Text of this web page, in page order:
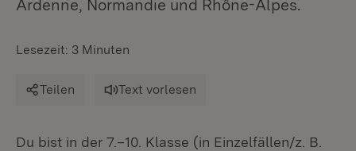
Ardenne, Normandie und Rhône-Alpes.
Lesezeit: 3 Minuten
Teilen Text vorlesen
Du bist in der 7.–10. Klasse (in Einzelfällen/z. B.